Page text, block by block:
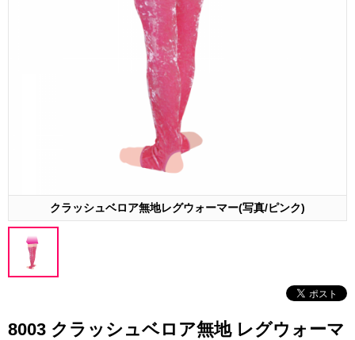
クラッシュベロア無地レグウォーマー(写真/ピンク)
8003 クラッシュベロア無地 レグウォーマ